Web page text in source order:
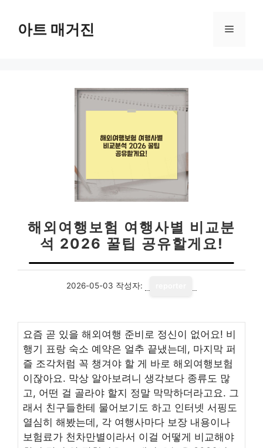
아트 매거진 메
해외여행보험 여행사별 비교분
석 2026 꿀팁 공유할게요!
2026-05-03 작성자:
요즘 곧 있을 해외여행 준비로 정신이 없어요! 비
행기 표랑 숙소 예약은 얼추 끝냈는데, 마지막 퍼
즐 조각처럼 꼭 챙겨야 할 게 바로 해외여행보험
이잖아요. 막상 알아보려니 생각보다 종류도 많
고, 어떤 걸 골라야 할지 정말 막막하더라고요. 그
래서 친구들한테 물어보기도 하고 인터넷 서핑도
열심히 해봤는데, 각 여행사마다 보장 내용이나
보험료가 천차만별이라서 이걸 어떻게 비교해야